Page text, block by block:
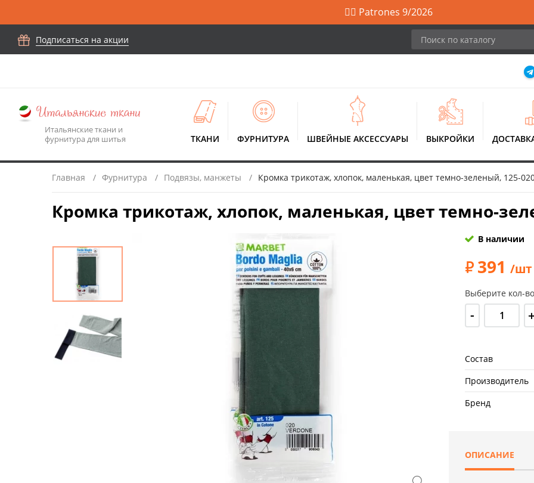
🙋‍♀️ Patrones 9/2026
Подписаться на акции
Итальянские ткани и
фурнитура для шитья
ТКАНИ ФУРНИТУРА ШВЕЙНЫЕ АКСЕССУАРЫ ВЫКРОЙКИ
Главная Фурнитура Подвязы, манжеты Кромка трикотаж, хлопок, маленькая, цвет темно-зеленый, 125-
Кромка трикотаж, хлопок, маленькая, цвет темно-
В наличии
391 /шт
Выберите кол-
- +
Состав
Производитель
Бренд
ОПИСАНИЕ